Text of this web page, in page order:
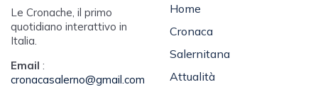
Le Cronache, il primo
quotidiano interattivo in
Italia.
Email :
cronacasalerno@gmail.com
Home
Cronaca
Salernitana
Attualità